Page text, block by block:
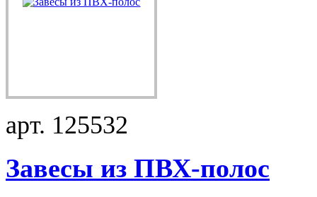
арт. 125532
Завесы из ПВХ-полос